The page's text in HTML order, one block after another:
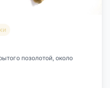
позолотой, около